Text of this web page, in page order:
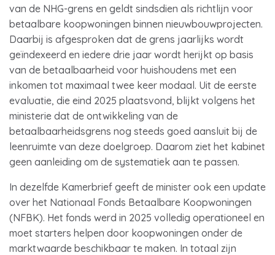
van de NHG-grens en geldt sindsdien als richtlijn voor
betaalbare koopwoningen binnen nieuwbouwprojecten.
Daarbij is afgesproken dat de grens jaarlijks wordt
geïndexeerd en iedere drie jaar wordt herijkt op basis
van de betaalbaarheid voor huishoudens met een
inkomen tot maximaal twee keer modaal. Uit de eerste
evaluatie, die eind 2025 plaatsvond, blijkt volgens het
ministerie dat de ontwikkeling van de
betaalbaarheidsgrens nog steeds goed aansluit bij de
leenruimte van deze doelgroep. Daarom ziet het kabinet
geen aanleiding om de systematiek aan te passen.
In dezelfde Kamerbrief geeft de minister ook een update
over het Nationaal Fonds Betaalbare Koopwoningen
(NFBK). Het fonds werd in 2025 volledig operationeel en
moet starters helpen door koopwoningen onder de
marktwaarde beschikbaar te maken. In totaal zijn